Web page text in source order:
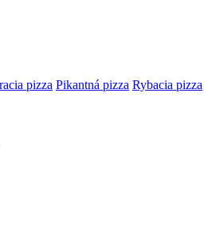
pizza Pikantná pizza Rybacia pizza